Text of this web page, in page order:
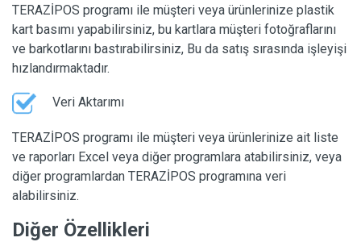
TERAZİPOS programı ile müşteri veya ürünlerinize plastik
kart basımı yapabilirsiniz, bu kartlara müşteri fotoğraflarını
ve barkotlarını bastırabilirsiniz, Bu da satış sırasında işleyişi
hızlandırmaktadır.
Veri Aktarımı
TERAZİPOS programı ile müşteri veya ürünlerinize ait liste
ve raporları Excel veya diğer programlara atabilirsiniz, veya
diğer programlardan TERAZİPOS programına veri
alabilirsiniz.
Diğer Özellikleri